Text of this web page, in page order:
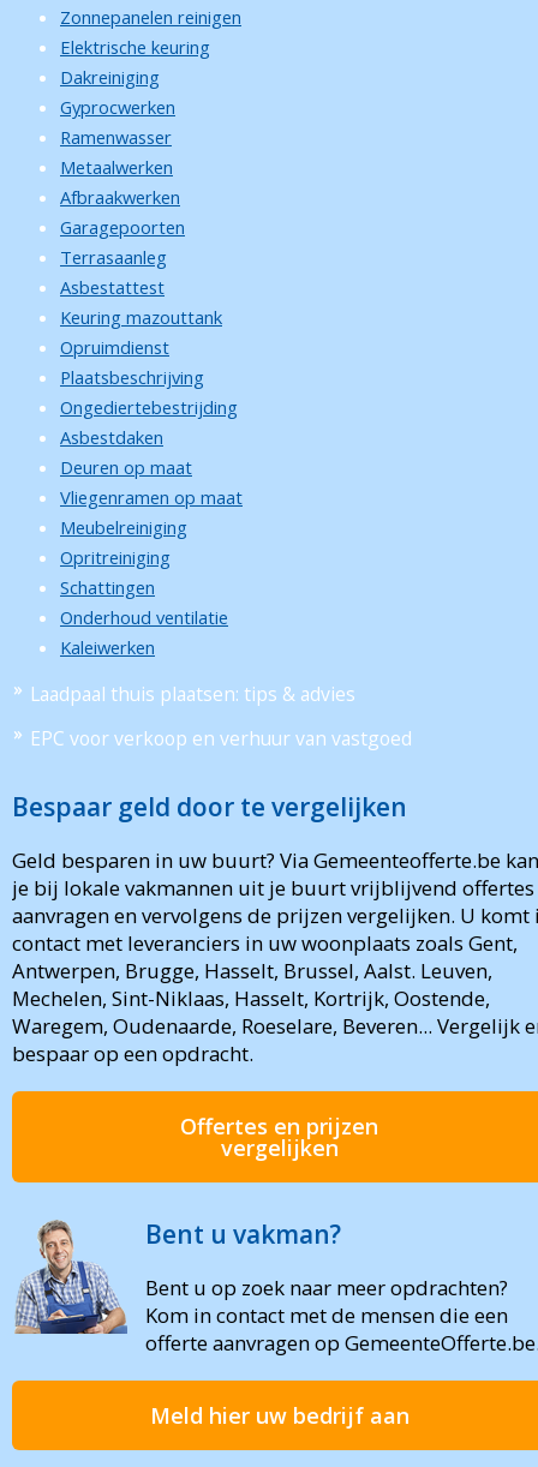
Zonnepanelen reinigen
Elektrische keuring
Dakreiniging
Gyprocwerken
Ramenwasser
Metaalwerken
Afbraakwerken
Garagepoorten
Terrasaanleg
Asbestattest
Keuring mazouttank
Opruimdienst
Plaatsbeschrijving
Ongediertebestrijding
Asbestdaken
Deuren op maat
Vliegenramen op maat
Meubelreiniging
Opritreiniging
Schattingen
Onderhoud ventilatie
Kaleiwerken
Laadpaal thuis plaatsen: tips & advies
EPC voor verkoop en verhuur van vastgoed
Bespaar geld door te vergelijken
Geld besparen in uw buurt? Via Gemeenteofferte.be kan
je bij lokale vakmannen uit je buurt vrijblijvend offertes
aanvragen en vervolgens de prijzen vergelijken. U komt
contact met leveranciers in uw woonplaats zoals Gent,
Antwerpen, Brugge, Hasselt, Brussel, Aalst. Leuven,
Mechelen, Sint-Niklaas, Hasselt, Kortrijk, Oostende,
Waregem, Oudenaarde, Roeselare, Beveren... Vergelijk
bespaar op een opdracht.
Offertes en prijzen
vergelijken
Bent u vakman?
Bent u op zoek naar meer opdrachten?
Kom in contact met de mensen die een
offerte aanvragen op
Meld hier uw bedrijf aan